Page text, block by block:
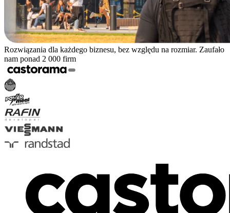
Rozwiązania dla każdego biznesu, bez względu na rozmiar. Zaufało
nam ponad 2 000 firm